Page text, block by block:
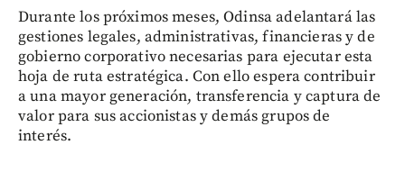
Durante los próximos meses, Odinsa adelantará las
gestiones legales, administrativas, financieras y de
gobierno corporativo necesarias para ejecutar esta
hoja de ruta estratégica. Con ello espera contribuir
a una mayor generación, transferencia y captura de
valor para sus accionistas y demás grupos de
interés.